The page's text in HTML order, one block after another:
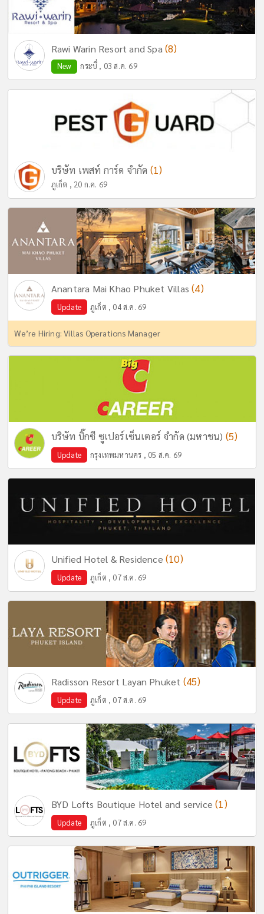
Rawi Warin Resort and Spa (8)
New กระบี่ , 03 ส.ค. 69
บริษัท เพสท์ การ์ด จำกัด (1)
ภูเก็ต , 20 ก.ค. 69
Anantara Mai Khao Phuket Villas(4)
Update ภูเก็ต , 04 ส.ค. 69
We’re Hiring: Villas Operations Manager
บริษัท บิ๊กซี ซูเปอร์เซ็นเตอร์ จำกัด (มหาชน) (5)
Update กรุงเทพมหานคร , 05 ส.ค. 69
Unified Hotel & Residence (10)
Update ภูเก็ต , 07 ส.ค. 69
Radisson Resort Layan Phuket (45)
Update ภูเก็ต , 07 ส.ค. 69
BYD Lofts Boutique Hotel and service(1)
Update ภูเก็ต , 07 ส.ค. 69